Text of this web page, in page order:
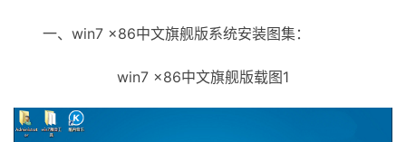
一、win7 x86中文旗舰版系统安装图集：
win7 x86中文旗舰版载图1